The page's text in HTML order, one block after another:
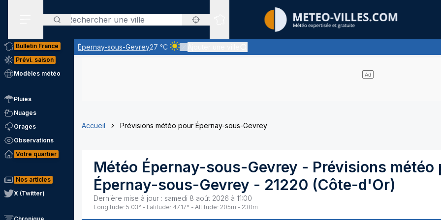
Rechercher
Sites expertis&eacute;s
Épernay-sous-Gevrey27 °C
Ciel clair - quasiment pas de nuages et un soleil omniprésent
Bulletin France
Prévi. saison
Modèles météo
Pluies
Nuages
Orages
Observations
Votre quartier
Nos articles
X (Twitter)
Accueil Prévisions météo pour Épernay-sous-Gevrey
Météo Épernay-sous-Gevrey - Prévisions météo
Épernay-sous-Gevrey - 21220 (Côte-d'Or)
Dernière mise à jour : samedi 8 août 2026 à 11:00
Longitude: 5.03° - Latitude: 47.17° - Altitude: 205m - 230m